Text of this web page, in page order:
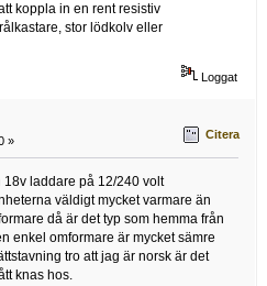
koppla in en rent resistiv
stor lödkolv eller
Loggat
» Citera
laddare på 12/240 volt
väldigt mycket varmare än
då är det typ som hemma från
enkel omformare är mycket sämre
tro att jag är norsk är det
knas hos.